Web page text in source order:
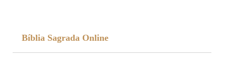
Bíblia Sagrada Online